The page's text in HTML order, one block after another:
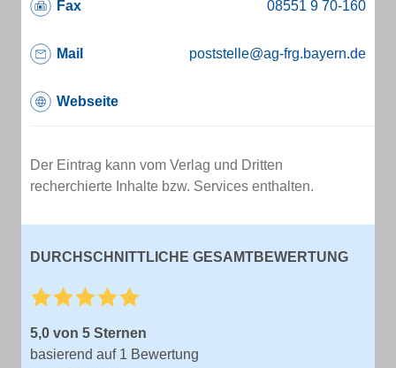
Fax
Mail poststelle@ag-frg.bayern.de
Webseite
Der Eintrag kann vom Verlag und Dritten
recherchierte Inhalte bzw. Services enthalten.
DURCHSCHNITTLICHE GESAMTBEWERTUNG
5,0 von 5 Sternen
basierend auf 1 Bewertung